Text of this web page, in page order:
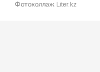
Фотоколлаж Liter.kz